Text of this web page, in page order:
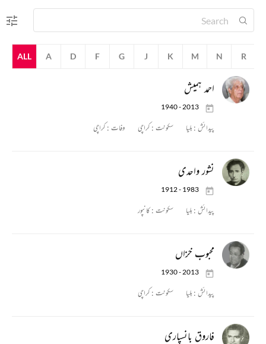
ALL A D F G J K M N R
احمد ہمیش
1940 - 2013
پیدائش : بلیا سکونت :کراچی وفات :کراچی
نشور واحدی
1912 - 1983
پیدائش : بلیا سکونت :کانپور
محبوب خزاں
1930 - 2013
پیدائش : بلیا سکونت :کراچی
فاروق بانسپاری